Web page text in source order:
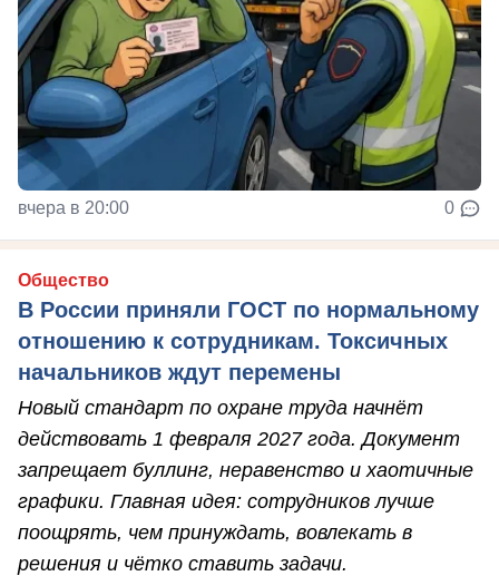
вчера в 20:00 0
Общество
В России приняли ГОСТ по нормальному
отношению к сотрудникам. Токсичных
начальников ждут перемены
Новый стандарт по охране труда начнёт
действовать 1 февраля 2027 года. Документ
запрещает буллинг, неравенство и хаотичные
графики. Главная идея: сотрудников лучше
поощрять, чем принуждать, вовлекать в
решения и чётко ставить задачи.